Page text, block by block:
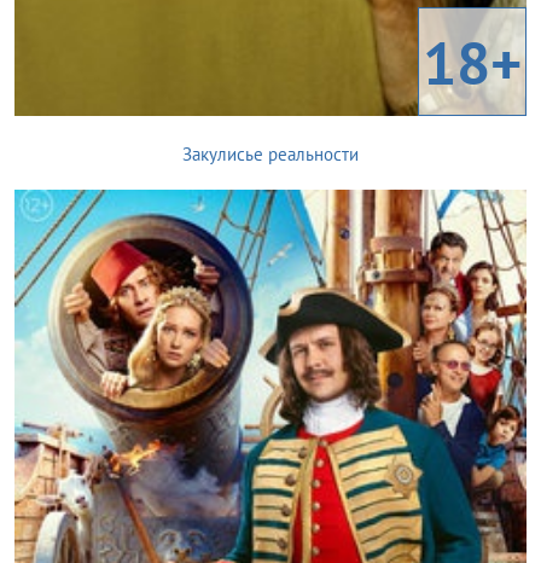
18+
Закулисье реальности